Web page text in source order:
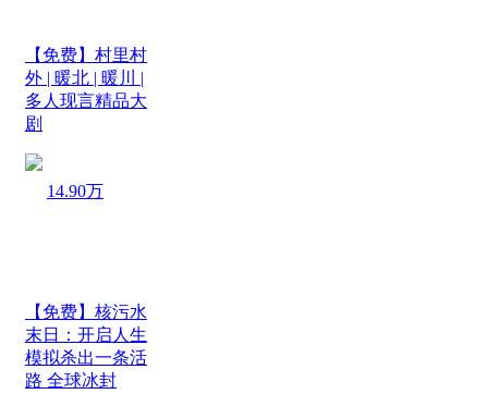
【免费】村里村
外 | 暖北 | 暖川 |
多人现言精品大
剧
14.90万
【免费】核污水
末日：开启人生
模拟杀出一条活
路 全球冰封